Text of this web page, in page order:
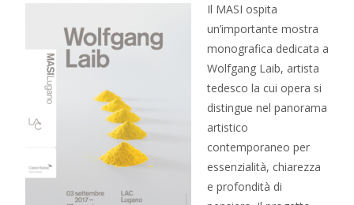
Il MASI ospita
un’importante mostra
monografica dedicata a
Wolfgang Laib, artista
tedesco la cui opera si
distingue nel panorama
artistico
contemporaneo per
essenzialità, chiarezza
e profondità di